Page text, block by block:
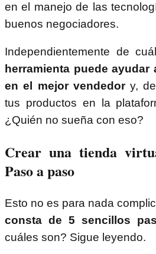
en el manejo de las
buenos negociadores.
Independientemente de
herramienta puede
en el mejor vendedory, de
tus productos en la
¿Quién no sueña con eso?
Crear una tienda
Paso a paso
Esto no es para nada
consta de 5 sencillos
cuáles son? Sigue leyendo.